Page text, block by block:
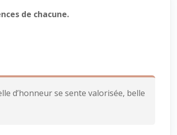
de chacune.
d’honneur se sente valorisée, belle